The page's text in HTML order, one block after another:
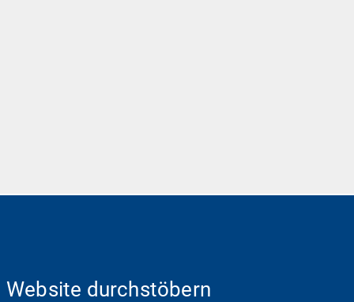
Website durchstöbern